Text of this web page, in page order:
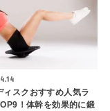
ィスクおすすめ人気ラ
！体幹を効果的に鍛